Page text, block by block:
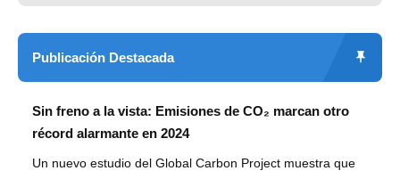
Publicación Destacada
Sin freno a la vista: Emisiones de CO₂ marcan otro
récord alarmante en 2024
Un nuevo estudio del Global Carbon Project muestra que